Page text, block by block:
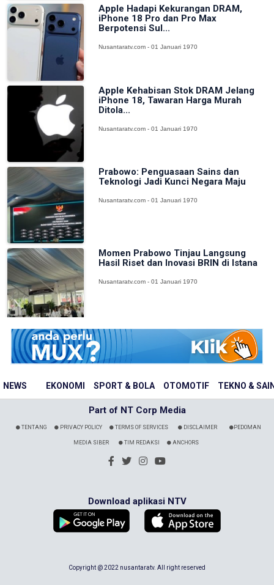
NEWS EKONOMI SPORT & BOLA OTOMOTIF TEKNO &
Apple Hadapi Kekurangan DRAM,
iPhone 18 Pro dan Pro Max
Berpotensi Sul...
Nusantaratv.com - 01 Januari 1970
Apple Kehabisan Stok DRAM Jelang
iPhone 18, Tawaran Harga Murah
Ditola...
Nusantaratv.com - 01 Januari 1970
Prabowo: Penguasaan Sains dan
Teknologi Jadi Kunci Negara Maju
Nusantaratv.com - 01 Januari 1970
Momen Prabowo Tinjau Langsung
Hasil Riset dan Inovasi BRIN di Istana
Nusantaratv.com - 01 Januari 1970
Part of NT Corp Media
TENTANG PRIVACY POLICY TERMS OF SERVICES DISCLAIMER PEDOMAN
MEDIA SIBER TIM REDAKSI ANCHORS
Download aplikasi NTV
Copyright @ 2022 nusantaratv. All right reserved